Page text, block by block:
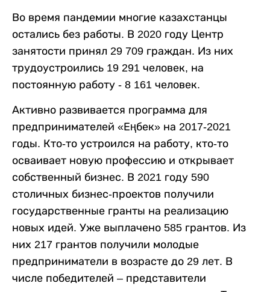
Во время пандемии многие казахстанцы
остались без работы. В 2020 году Центр
занятости принял 29 709 граждан. Из них
трудоустроились 19 291 человек, на
постоянную работу - 8 161 человек.
Активно развивается программа для
предпринимателей «Еңбек» на 2017-2021
годы. Кто-то устроился на работу, кто-то
осваивает новую профессию и открывает
собственный бизнес. В 2021 году 590
столичных бизнес-проектов получили
государственные гранты на реализацию
новых идей. Уже выплачено 585 грантов. Из
них 217 грантов получили молодые
предприниматели в возрасте до 29 лет. В
числе победителей – представители